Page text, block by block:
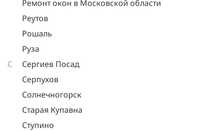
Ремонт окон в Московской области
Реутов
Рошаль
Руза
С
Сергиев Посад
Серпухов
Солнечногорск
Старая Купавна
Ступино